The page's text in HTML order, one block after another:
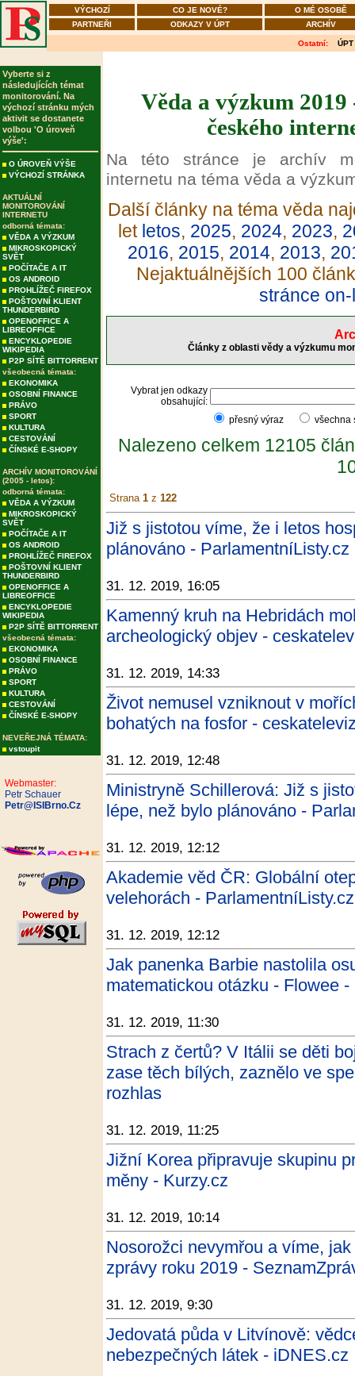
VÝCHOZÍ CO JE NOVÉ?
O MÉ OSOBĚ
PARTNEŘI
ODKAZY V ÚPT ARCHÍV
Ostatní: ÚPT
Vyberte si z
následujících témat
monitorování. Na
výchozí stránku mých
aktivit se dostanete
volbou 'O úroveň
výše':
O ÚROVEŇ VÝŠE
VÝCHOZÍ STRÁNKA
AKTUÁLNÍ
MONITOROVÁNÍ
INTERNETU
odborná témata:
VĚDA A VÝZKUM
MIKROSKOPICKÝ
SVĚT
POČÍTAČE A IT
OS ANDROID
PROHLÍŽEČ FIREFOX
POŠTOVNÍ KLIENT
THUNDERBIRD
OPENOFFICE A
LIBREOFFICE
ENCYKLOPEDIE
WIKIPEDIA
P2P SÍTĚ BITTORRENT
všeobecná témata:
EKONOMIKA
OSOBNÍ FINANCE
PRÁVO
SPORT
KULTURA
CESTOVÁNÍ
ČÍNSKÉ E-SHOPY
ARCHÍV MONITOROVÁNÍ
(2005 - letos):
odborná témata:
VĚDA A VÝZKUM
MIKROSKOPICKÝ
SVĚT
POČÍTAČE A IT
OS ANDROID
PROHLÍŽEČ FIREFOX
POŠTOVNÍ KLIENT
THUNDERBIRD
OPENOFFICE A
LIBREOFFICE
ENCYKLOPEDIE
WIKIPEDIA
P2P SÍTĚ BITTORRENT
všeobecná témata:
EKONOMIKA
OSOBNÍ FINANCE
PRÁVO
SPORT
KULTURA
CESTOVÁNÍ
ČÍNSKÉ E-SHOPY
NEVEŘEJNÁ TÉMATA:
vstoupit
Webmaster:
Petr Schauer
Petr@ISIBrno.Cz
Věda a výzkum
českého
Na této stránce je archív
internetu na téma věda a
Další články na téma věda
let letos, 2025, 2024, 2023,
2016, 2015, 2014, 2013,
Nejaktuálnějších 100
stránce
Články z oblasti vědy a výzkumu
Vybrat jen odkazy
obsahující:
přesný výraz
Nalezeno celkem 12105
Strana 1 z 122
Již s jistotou víme, že i letos
plánováno - ParlamentníListy.cz
31. 12. 2019, 16:05
Kamenný kruh na Hebridách
archeologický objev -
31. 12. 2019, 14:33
Život nemusel vzniknout v
bohatých na fosfor -
31. 12. 2019, 12:48
Ministryně Schillerová: Již s
lépe, než bylo plánováno -
31. 12. 2019, 12:12
Akademie věd ČR: Globální
velehorách - ParlamentníListy.cz
31. 12. 2019, 12:12
Jak panenka Barbie nastolila
matematickou otázku - Flowee -
31. 12. 2019, 11:30
Strach z čertů? V Itálii se děti
zase těch bílých, zaznělo ve
rozhlas
31. 12. 2019, 11:25
Jižní Korea připravuje skupinu
měny - Kurzy.cz
31. 12. 2019, 10:14
Nosorožci nevymřou a víme,
zprávy roku 2019 -
31. 12. 2019, 9:30
Jedovatá půda v Litvínově:
nebezpečných látek - iDNES.cz